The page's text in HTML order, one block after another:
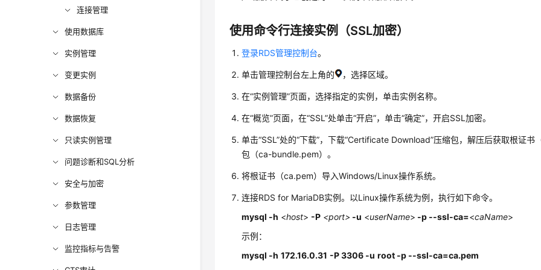
连接管理
使用数据库
实例管理
变更实例
数据备份
数据恢复
只读实例管理
问题诊断和SQL分析
安全与加密
参数管理
日志管理
监控指标与告警
使用命令行连接实例（SSL加密）
登录RDS管理控制台。
单击管理控制台左上角的 ，选择区域。
在“实例管理”页面，选择指定的实例，单击实例名称。
在“概览”页面，在“SSL”处单击“开启”，单击“确定”，开启SSL加密。
单击“SSL”处的“下载”，下载“Certificate Download”压缩包，解压后获取根证书
包（ca-bundle.pem）。
将根证书（ca.pem）导入Windows/Linux操作系统。
连接RDS for MariaDB实例。以Linux操作系统为例，执行如下命令。
mysql -h <host> -P <port> -u <userName> -p --ssl-ca=<caName>
示例：
mysql -h 172.16.0.31 -P3306 -u root -p --ssl-ca=ca.pem